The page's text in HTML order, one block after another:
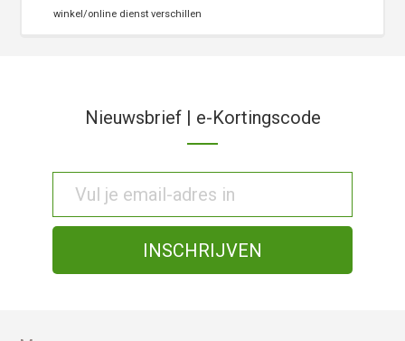
winkel/online dienst verschillen
Nieuwsbrief | e-Kortingscode